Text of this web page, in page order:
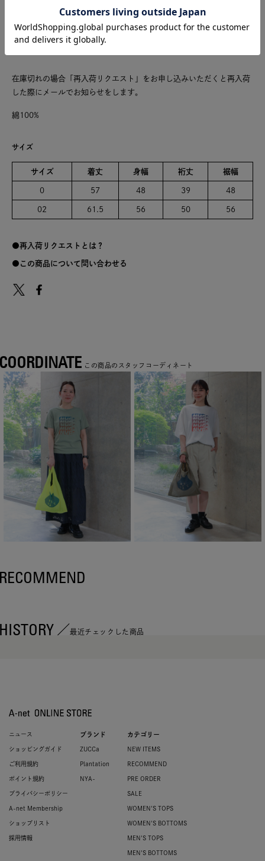
す。1点ごとにサイズや風合い等、特徴が異なりますのでご了承くだ
さい。ご家庭で手洗い可能です。
在庫切れの場合「再入荷リクエスト」をお申し込みいただくと再入荷
した際にメールでお知らせをします。
綿100%
サイズ
サイズ 着丈 身幅 裄丈 裾幅
0 57 48 39 48
02 61.5 56 50 56
再入荷リクエストとは？
この商品について問い合わせる
この商品のスタッフコーディネート
最近チェックした商品
ニュース
ショッピングガイド
ご利用規約
ポイント規約
プライバシーポリシー
A-net Membership
ショップリスト
採用情報
ブランド
ZUCCa
Plantation
NYA-
カテゴリー
NEW ITEMS
RECOMMEND
PRE ORDER
SALE
WOMEN'S TOPS
WOMEN'S BOTTOMS
MEN'S TOPS
MEN'S BOTTOMS